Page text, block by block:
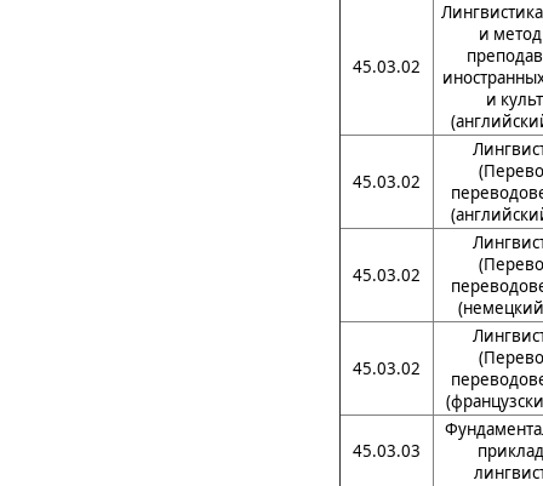
45.03.02
и
и
45.03.02
45.03.02
45.03.02
45.03.03